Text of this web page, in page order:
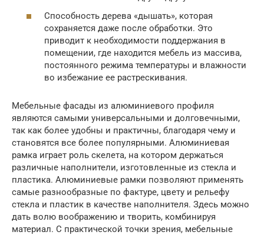
Способность дерева «дышать», которая
сохраняется даже после обработки. Это
приводит к необходимости поддержания в
помещении, где находится мебель из массива,
постоянного режима температуры и влажности
во избежание ее растрескивания.
Мебельные фасады из алюминиевого профиля
являются самыми универсальными и долговечными,
так как более удобны и практичны, благодаря чему и
становятся все более популярными. Алюминиевая
рамка играет роль скелета, на котором держаться
различные наполнители, изготовленные из стекла и
пластика. Алюминиевые рамки позволяют применять
самые разнообразные по фактуре, цвету и рельефу
стекла и пластик в качестве наполнителя. Здесь можно
дать волю воображению и творить, комбинируя
материал. С практической точки зрения, мебельные